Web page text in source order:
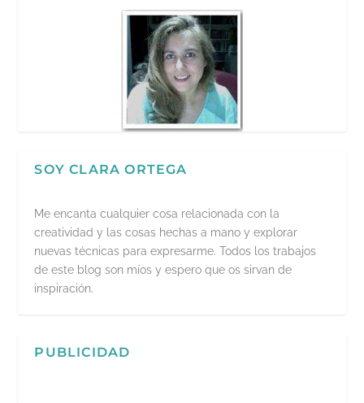
SOY CLARA ORTEGA
Me encanta cualquier cosa relacionada con la
creatividad y las cosas hechas a mano y explorar
nuevas técnicas para expresarme. Todos los trabajos
de este blog son míos y espero que os sirvan de
inspiración.
PUBLICIDAD